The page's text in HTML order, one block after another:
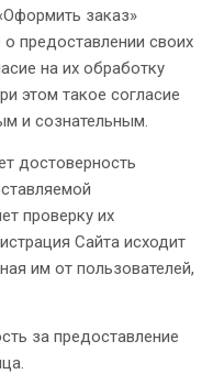
заказ»
предоставлении своих
на их обработку
этом такое согласие
и сознательным.
достоверность
проверку их
Сайта исходит
им от пользователей,
за предоставление